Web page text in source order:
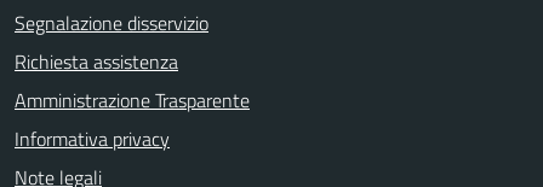
Segnalazione disservizio
Richiesta assistenza
Amministrazione Trasparente
Informativa privacy
Note legali